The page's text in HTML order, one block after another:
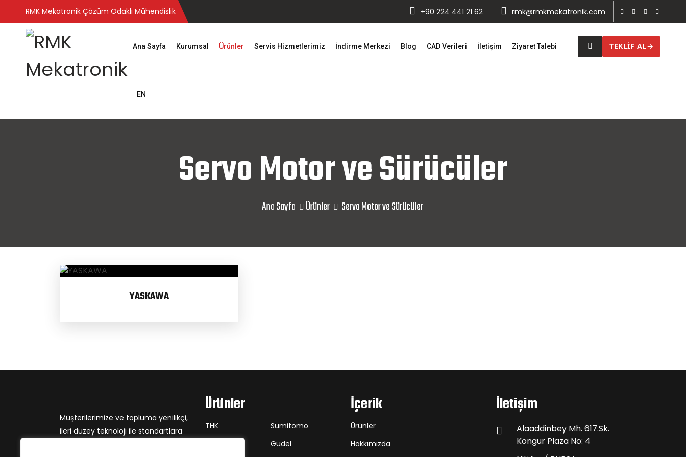
RMK Mekatronik Çözüm Odaklı Mühendislik +90 224 441 21 62 rmk@rmkmekatronik.com
TEKLİF AL→
Ana Sayfa Kurumsal Ürünler Servis Hizmetlerimiz İndirme Merkezi Blog CAD Verileri İletişim Ziyaret Talebi
EN
Servo Motor ve Sürücüler
Ana Sayfa Ürünler Servo Motor ve Sürücüler
YASKAWA
Müşterilerimize ve topluma yenilikçi,
ileri düzey teknoloji ile standartlara
Ürünler
THK
Sumitomo
Güdel
İçerik
Ürünler
Hakkımızda
İletişim
Alaaddinbey Mh. 617.Sk.
Kongur Plaza No: 4